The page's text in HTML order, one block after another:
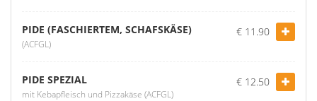
PIDE (FASCHIERTEM, SCHAFSKÄSE)
(ACFGL)
€ 11.90
PIDE SPEZIAL
mit Kebapfleisch und Pizzakäse (ACFGL)
€ 12.50